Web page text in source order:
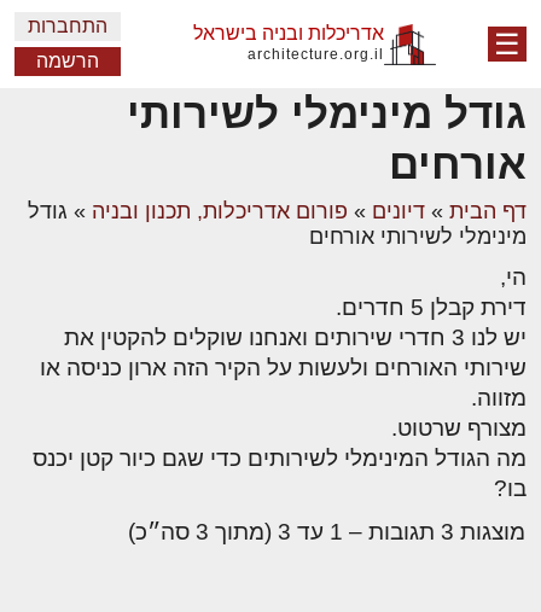
☰ אדריכלות ובניה בישראל
architecture.org.il
התחברות
הרשמה
גודל מינימלי לשירותי
אורחים
דף הבית » דיונים » פורום אדריכלות, תכנון ובניה » גודל
מינימלי לשירותי אורחים
הי,
דירת קבלן 5 חדרים.
יש לנו 3 חדרי שירותים ואנחנו שוקלים להקטין את
שירותי האורחים ולעשות על הקיר הזה ארון כניסה או
מזווה.
מצורף שרטוט.
מה הגודל המינימלי לשירותים כדי שגם כיור קטן יכנס
בו?
מוצגות 3 תגובות – 1 עד 3 (מתוך 3 סה״כ)